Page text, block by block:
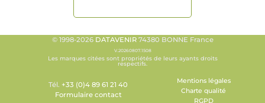
© 1998-2026 DATAVENIR74380 BONNE France
V.20260807.1508
Les marques citées sont propriétés de leurs ayants droits
respectifs.
Tél. +33 (0)4 89 61 21 40
Formulaire contact
Mentions légales
Charte qualité
RGPD